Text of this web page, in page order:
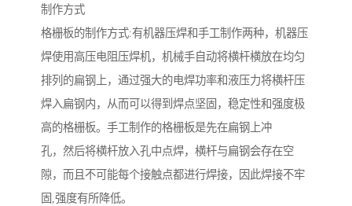
制作方式
格栅板的制作方式:有机器压焊和手工制作两种，机器压
焊使用高压电阻压焊机，机械手自动将横杆横放在均匀
排列的扁钢上，通过强大的电焊功率和液压力将横杆压
焊入扁钢内，从而可以得到焊点坚固，稳定性和强度极
高的格栅板。手工制作的格栅板是先在扁钢上冲
孔，然后将横杆放入孔中点焊，横杆与扁钢会存在空
隙，而且不可能每个接触点都进行焊接，因此焊接不牢
固,强度有所降低。